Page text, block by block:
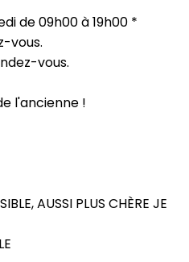
de 09h00 à 19h00 *
vous.
vous.
l'ancienne !
AUSSI PLUS CHÈRE JE